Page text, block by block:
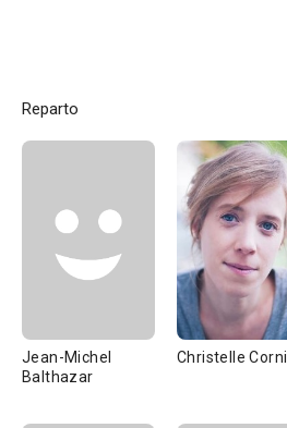
Reparto
Jean-Michel
Balthazar
Christelle Cornil